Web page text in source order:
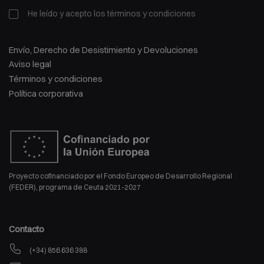
He leído y acepto los términos y condiciones
Envío, Derecho de Desistimiento y Devoluciones
Aviso legal
Términos y condiciones
Política corporativa
Proyecto cofinanciado por el Fondo Europeo de Desarrollo Regional
(FEDER), programa de Ceuta 2021-2027
Contacto
(+34) 856 636 388